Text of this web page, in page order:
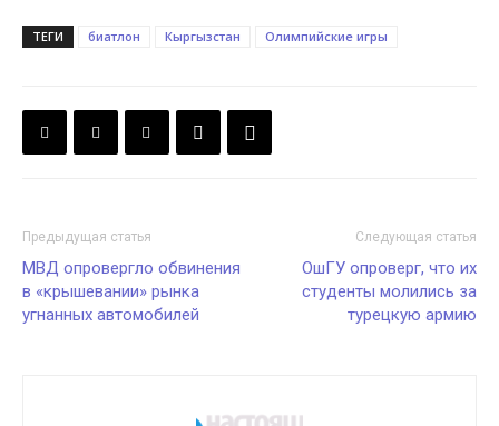
ТЕГИ биатлон Кыргызстан Олимпийские игры
Предыдущая статья
МВД опровергло обвинения
в «крышевании» рынка
угнанных автомобилей
Следующая статья
ОшГУ опроверг, что их
студенты молились за
турецкую армию